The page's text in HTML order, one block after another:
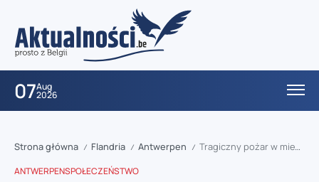
07Aug
2026
Strona główna / Flandria / Antwerpen / Tragiczny pożar w mieszkaniu w prowincji Antwerpii pochłonął życie dwóch osób
ANTWERPENSPOŁECZEŃSTWO